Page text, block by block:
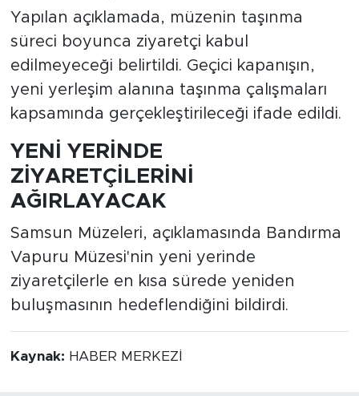
Yapılan açıklamada, müzenin taşınma
süreci boyunca ziyaretçi kabul
edilmeyeceği belirtildi. Geçici kapanışın,
yeni yerleşim alanına taşınma çalışmaları
kapsamında gerçekleştirileceği ifade edildi.
YENİ YERİNDE
ZİYARETÇİLERİNİ
AĞIRLAYACAK
Samsun Müzeleri, açıklamasında Bandırma
Vapuru Müzesi'nin yeni yerinde
ziyaretçilerle en kısa sürede yeniden
buluşmasının hedeflendiğini bildirdi.
Kaynak: HABER MERKEZİ